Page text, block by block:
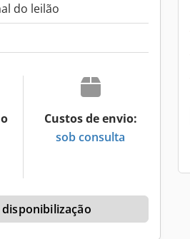
do leilão
Custos de envio:
sob consulta